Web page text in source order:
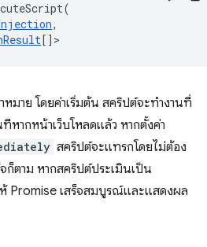
(
,
[] >
มาย โดยค่าเริ่มต้น สคริปต์จะทำงานที่
หากหน้าเว็บโหลดแล้ว หากตั้งค่า
สคริปต์จะแทรกโดยไม่ต้อง
ก็ตาม หากสคริปต์ประเมินเป็น
ห้ Promise เสร็จสมบูรณ์และแสดงผล